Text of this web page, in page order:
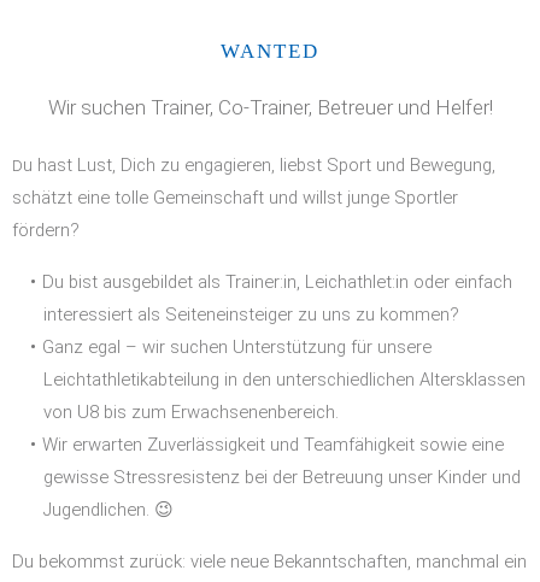
WANTED
Wir suchen Trainer, Co-Trainer, Betreuer und Helfer!
Du hast Lust, Dich zu engagieren, liebst Sport und Bewegung,
schätzt eine tolle Gemeinschaft und willst junge Sportler
fördern?
Du bist ausgebildet als Trainer:in, Leichathlet:in oder einfach
interessiert als Seiteneinsteiger zu uns zu kommen?
Ganz egal – wir suchen Unterstützung für unsere
Leichtathletikabteilung in den unterschiedlichen Altersklassen
von U8 bis zum Erwachsenenbereich.
Wir erwarten Zuverlässigkeit und Teamfähigkeit sowie eine
gewisse Stressresistenz bei der Betreuung unser Kinder und
Jugendlichen. 😉
Du bekommst zurück: viele neue Bekanntschaften, manchmal ein